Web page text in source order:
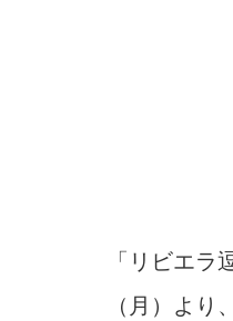
「リビエ
（月）より